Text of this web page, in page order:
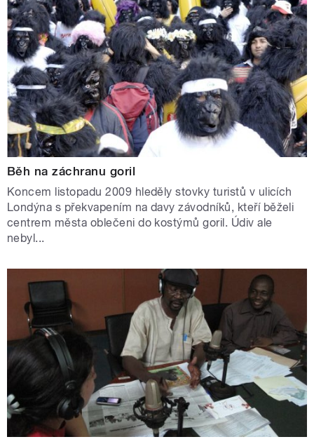
Běh na záchranu goril
Koncem listopadu 2009 hleděly stovky turistů v ulicích
Londýna s překvapením na davy závodníků, kteří běželi
centrem města oblečeni do kostýmů goril. Údiv ale
nebyl...